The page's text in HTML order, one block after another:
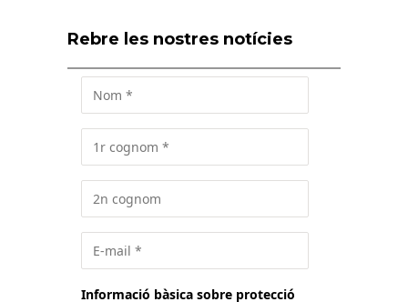
Rebre les nostres notícies
Informació bàsica sobre protecció